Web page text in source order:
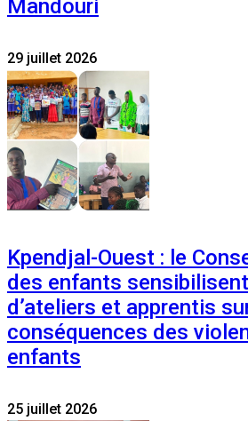
Mandouri
29 juillet 2026
Kpendjal-Ouest : le
des enfants
d’ateliers et apprentis
conséquences des
enfants
25 juillet 2026